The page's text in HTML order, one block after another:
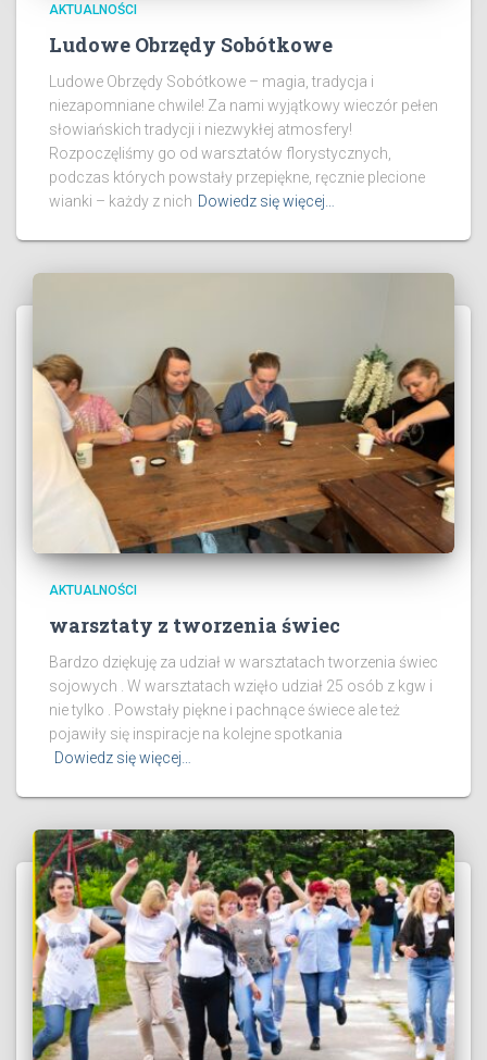
AKTUALNOŚCI
Ludowe Obrzędy Sobótkowe
Ludowe Obrzędy Sobótkowe – magia, tradycja i
niezapomniane chwile! Za nami wyjątkowy wieczór pełen
słowiańskich tradycji i niezwykłej atmosfery!
Rozpoczęliśmy go od warsztatów florystycznych,
podczas których powstały przepiękne, ręcznie plecione
wianki – każdy z nich Dowiedz się więcej…
AKTUALNOŚCI
warsztaty z tworzenia świec
Bardzo dziękuję za udział w warsztatach tworzenia świec
sojowych . W warsztatach wzięło udział 25 osób z kgw i
nie tylko . Powstały piękne i pachnące świece ale też
pojawiły się inspiracje na kolejne spotkania
Dowiedz się więcej…